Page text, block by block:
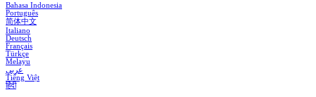
Bahasa Indonesia
Português
简体中文
Italiano
Deutsch
Français
Türkçe
Melayu
عربي
Tiếng Việt
हिंदी